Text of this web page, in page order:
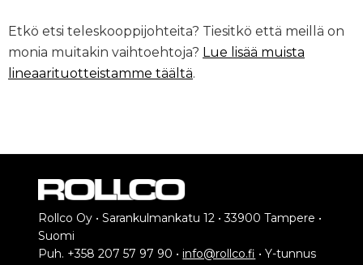
Etkö etsi teleskooppijohteita? Tiesitkö että meillä on
monia muitakin vaihtoehtoja? Lue lisää muista
lineaarituotteistamme täältä.
Rollco Oy • Sarankulmankatu 12 • 33900 Tampere •
Suomi
Puh. +358 207 57 97 90 •info@rollco.fi • Y-tunnus